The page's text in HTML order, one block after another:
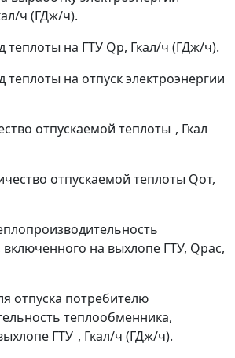
ч (ГДж/ч).
теплоты на ГТУ Qp, Гкал/ч (ГДж/ч).
теплоты на отпуск электроэнергии
отпускаемой теплоты , Гкал
отпускаемой теплоты Qот,
на выхлопе ГТУ, Qрас,
отпуска потребителю
теплообменника,
ГТУ , Гкал/ч (ГДж/ч).